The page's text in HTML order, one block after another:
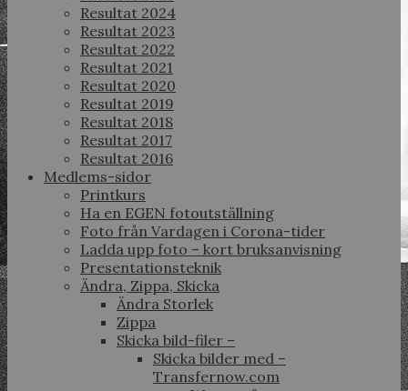
Resultat 2024
Resultat 2023
Resultat 2022
Resultat 2021
Resultat 2020
Resultat 2019
Resultat 2018
Resultat 2017
Resultat 2016
Medlems-sidor
Printkurs
Ha en EGEN fotoutställning
Foto från Vardagen i Corona-tider
Ladda upp foto – kort bruksanvisning
Presentationsteknik
Ändra, Zippa, Skicka
Ändra Storlek
Zippa
Skicka bild-filer –
Skicka bilder med –
Transfernow.com